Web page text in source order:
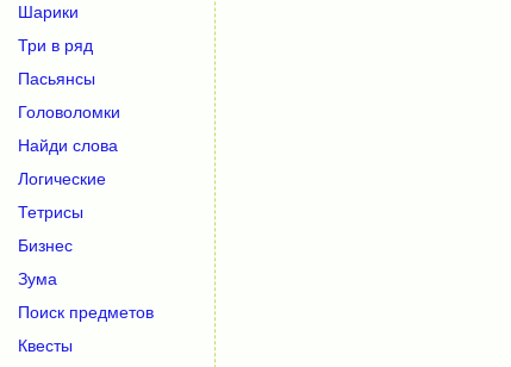
Шарики
Три в ряд
Пасьянсы
Головоломки
Найди слова
Логические
Тетрисы
Бизнес
Зума
Поиск предметов
Квесты